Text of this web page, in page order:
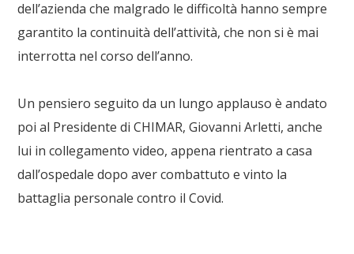
dell’azienda che malgrado le difficoltà hanno sempre
garantito la continuità dell’attività, che non si è mai
interrotta nel corso dell’anno.
Un pensiero seguito da un lungo applauso è andato
poi al Presidente diCHIMAR,Giovanni Arletti, anche
lui in collegamento video, appena rientrato a casa
dall’ospedale dopo aver combattuto e vinto la
battaglia personale contro il Covid.